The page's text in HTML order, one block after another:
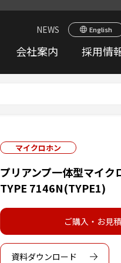
NEWS English
会社案内 採用情
マイクロホン
プリアンプ一体型マイク
TYPE 7146N(TYPE1)
ご購入・お見
資料ダウンロード